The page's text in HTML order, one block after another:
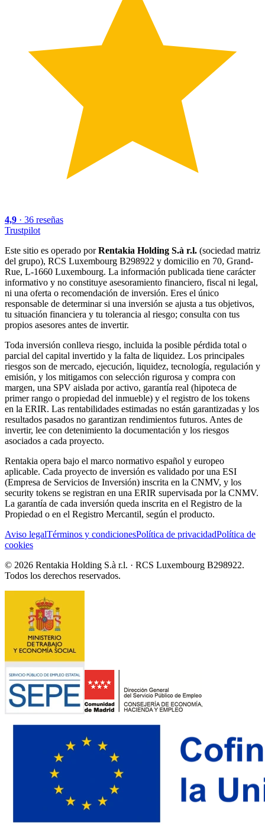
4,9 · 36 reseñas
Trustpilot
Este sitio es operado porRentakia Holding S.à r.l. (sociedad matriz
del grupo), RCS Luxembourg B298922 y domicilio en 70, Grand-
Rue, L-1660 Luxembourg. La información publicada tiene carácter
informativo y no constituye asesoramiento financiero, fiscal ni legal,
ni una oferta o recomendación de inversión. Eres el único
responsable de determinar si una inversión se ajusta a tus objetivos,
tu situación financiera y tu tolerancia al riesgo; consulta con tus
propios asesores antes de invertir.
Toda inversión conlleva riesgo, incluida la posible pérdida total o
parcial del capital invertido y la falta de liquidez. Los principales
riesgos son de mercado, ejecución, liquidez, tecnología, regulación y
emisión, y los mitigamos con selección rigurosa y compra con
margen, una SPV aislada por activo, garantía real (hipoteca de
primer rango o propiedad del inmueble) y el registro de los tokens
en la ERIR. Las rentabilidades estimadas no están garantizadas y los
resultados pasados no garantizan rendimientos futuros. Antes de
invertir, lee con detenimiento la documentación y los riesgos
asociados a cada proyecto.
Rentakia opera bajo el marco normativo español y europeo
aplicable. Cada proyecto de inversión es validado por una ESI
(Empresa de Servicios de Inversión) inscrita en la CNMV, y los
security tokens se registran en una ERIR supervisada por la CNMV.
La garantía de cada inversión queda inscrita en el Registro de la
Propiedad o en el Registro Mercantil, según el producto.
Aviso legalTérminos y condicionesPolítica de privacidadPolítica de
cookies
© 2026 Rentakia Holding S.à r.l. · RCS Luxembourg B298922.
Todos los derechos reservados.